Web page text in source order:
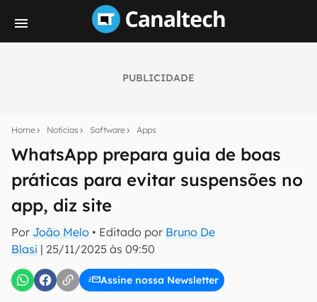
PUBLICIDADE
Home Notícias Software Apps
WhatsApp prepara guia de boas
práticas para evitar suspensões no
app, diz site
Por João Melo • Editado por Bruno De
Blasi | 25/11/2025 às 09:50
Assine nossa Newsletter
notícias e reviews sobre tecnologia em primeira
mão.
E-mail
inscreva-se
Confirmo que li, aceito e concordo com os Termos de
Uso e Política de Privacidade do Canaltech.